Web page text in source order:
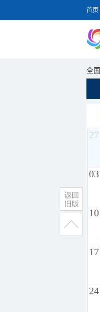
首页
全国
27
03
10
17
24